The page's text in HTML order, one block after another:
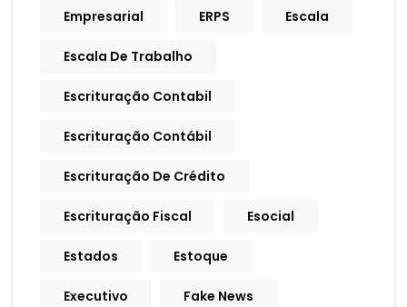
Empresarial ERPS Escala
Escala De Trabalho
Escrituração Contabil
Escrituração Contábil
Escrituração De Crédito
Escrituração Fiscal Esocial
Estados Estoque
Executivo Fake News